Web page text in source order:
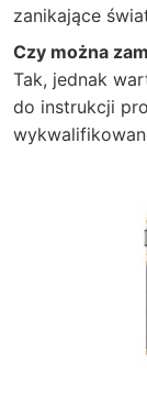
zanikające
Czy można
Tak, jednak
do instrukcji